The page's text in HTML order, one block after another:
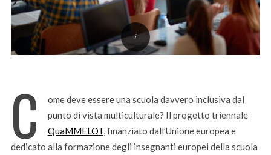
C
ome deve essere una scuola davvero inclusiva dal
punto di vista multiculturale? Il progetto triennale
QuaMMELOT, finanziato dall’Unione europea e
dedicato alla formazione degli insegnanti europei della scuola